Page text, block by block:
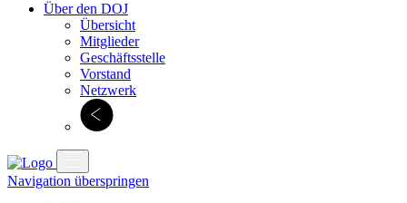
Über den DOJ
Übersicht
Mitglieder
Geschäftsstelle
Vorstand
Netzwerk
Navigation überspringen